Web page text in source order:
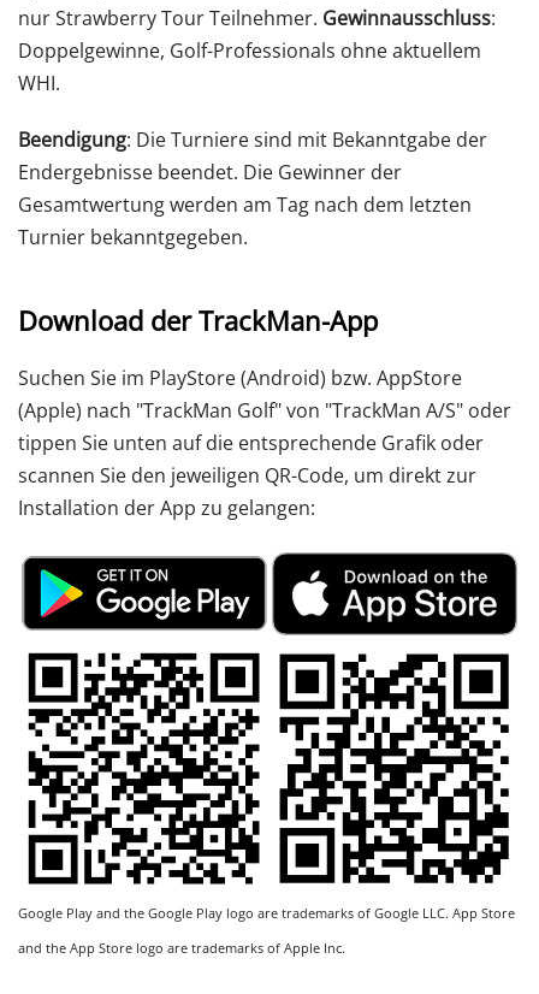
nur Strawberry Tour Teilnehmer. Gewinnausschluss:
Doppelgewinne, Golf-Professionals ohne aktuellem
WHI.
Beendigung: Die Turniere sind mit Bekanntgabe der
Endergebnisse beendet. Die Gewinner der
Gesamtwertung werden am Tag nach dem letzten
Turnier bekanntgegeben.
Download der TrackMan-App
Suchen Sie im PlayStore (Android) bzw. AppStore
(Apple) nach "TrackMan Golf" von "TrackMan A/S" oder
tippen Sie unten auf die entsprechende Grafik oder
scannen Sie den jeweiligen QR-Code, um direkt zur
Installation der App zu gelangen:
Google Play and the Google Play logo are trademarks of Google LLC. App Store
and the App Store logo are trademarks of Apple Inc.